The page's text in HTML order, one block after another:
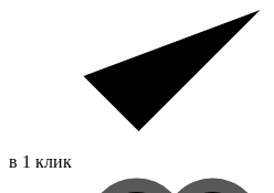
в 1 клик